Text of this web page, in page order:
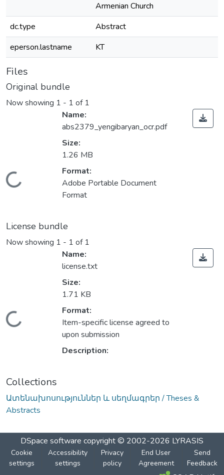
Armenian Church
dc.type
Abstract
eperson.lastname
KT
Files
Original bundle
Now showing 1 - 1 of 1
Loading...
Name:
abs2379_yengibaryan_ocr.pdf
Size:
1.26 MB
Format:
Adobe Portable Document
Format
License bundle
Now showing 1 - 1 of 1
Loading...
Name:
license.txt
Size:
1.71 KB
Format:
Item-specific license agreed to
upon submission
Description:
Collections
Ատենախոսություններ և սեղմագրեր / Theses &
Abstracts
DSpace software copyright © 2002-2026 LYRASIS
Cookie
settings
Accessibility
settings
Privacy
policy
End User
Agreement
Send
Feedback